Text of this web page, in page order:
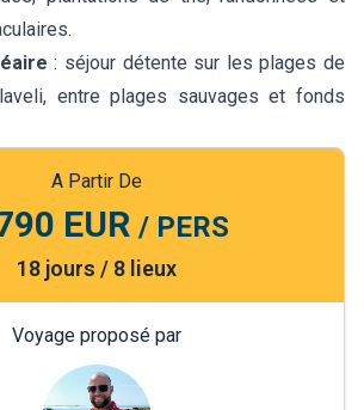
: séjour détente sur les plages de
entre plages sauvages et fonds
A Partir De
EUR / PERS
18 jours / 8 lieux
Voyage proposé par